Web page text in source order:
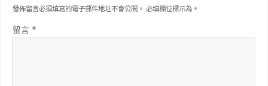
發佈留言必須填寫的電子郵件地址不會公開。 必填欄位標示為*
留言*